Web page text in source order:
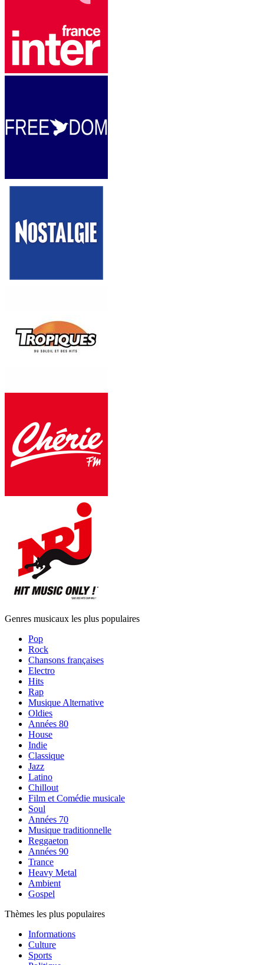
Genres musicaux les plus populaires
Pop
Rock
Chansons françaises
Electro
Hits
Rap
Musique Alternative
Oldies
Années 80
House
Indie
Classique
Jazz
Latino
Chillout
Film et Comédie musicale
Soul
Années 70
Musique traditionnelle
Reggaeton
Années 90
Trance
Heavy Metal
Ambient
Gospel
Thèmes les plus populaires
Informations
Culture
Sports